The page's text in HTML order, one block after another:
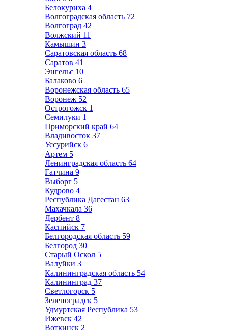
Белокуриха 4
Волгоградская область 72
Волгоград 42
Волжский 11
Камышин 3
Саратовская область 68
Саратов 41
Энгельс 10
Балаково 6
Воронежская область 65
Воронеж 52
Острогожск 1
Семилуки 1
Приморский край 64
Владивосток 37
Уссурийск 6
Артем 5
Ленинградская область 64
Гатчина 9
Выборг 5
Кудрово 4
Республика Дагестан 63
Махачкала 36
Дербент 8
Каспийск 7
Белгородская область 59
Белгород 30
Старый Оскол 5
Валуйки 3
Калининградская область 54
Калининград 37
Светлогорск 5
Зеленоградск 5
Удмуртская Республика 53
Ижевск 42
Воткинск 2